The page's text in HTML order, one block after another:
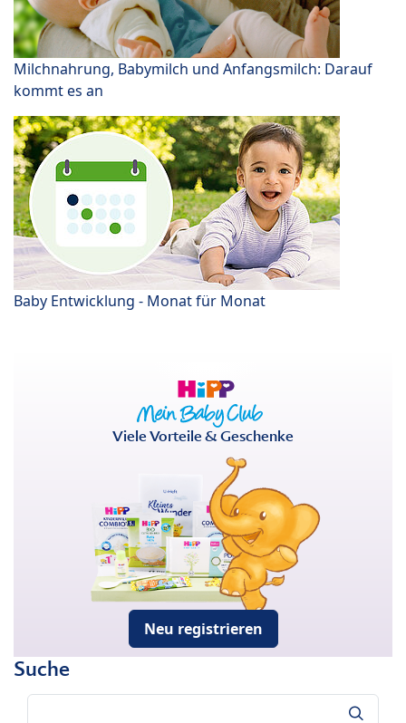
Milchnahrung, Babymilch und Anfangsmilch: Darauf
kommt es an
Baby Entwicklung - Monat für Monat
Viele Vorteile & Geschenke
Neu registrieren
Suche